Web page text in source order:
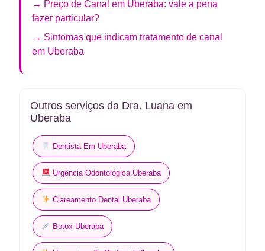
→ Preço de Canal em Uberaba: vale a pena
fazer particular?
→ Sintomas que indicam tratamento de canal
em Uberaba
Outros serviços da Dra. Luana em
Uberaba
Dentista Em Uberaba
Urgência Odontológica Uberaba
Clareamento Dental Uberaba
Botox Uberaba